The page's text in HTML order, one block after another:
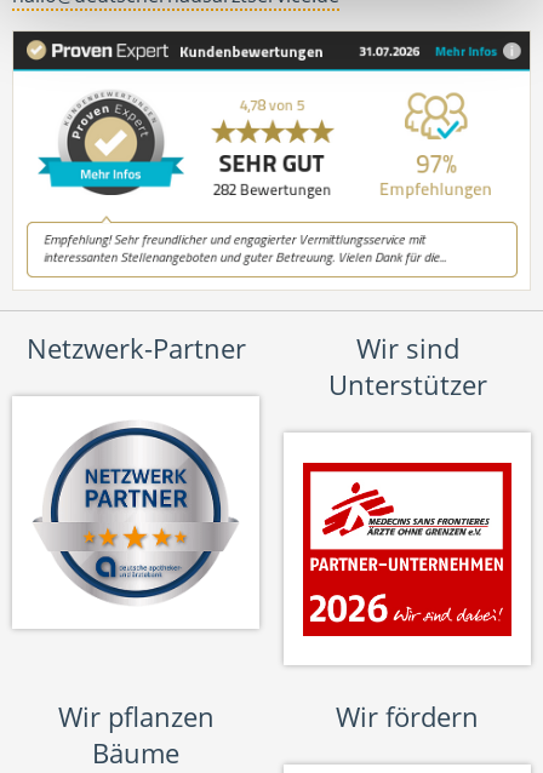
Netzwerk-Partner
Wir sind
Unterstützer
Wir pflanzen
Bäume
Wir fördern